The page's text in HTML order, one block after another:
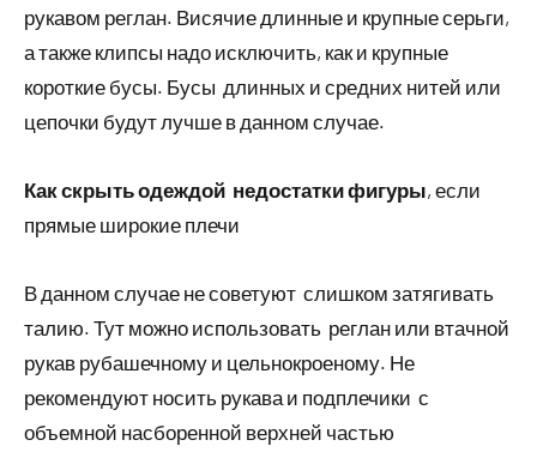
рукавом реглан. Висячие длинные и крупные серьги,
а также клипсы надо исключить, как и крупные
короткие бусы. Бусы длинных и средних нитей или
цепочки будут лучше в данном случае.
Как скрыть одеждой недостатки фигуры, если
прямые широкие плечи
В данном случае не советуют слишком затягивать
талию. Тут можно использовать реглан или втачной
рукав рубашечному и цельнокроеному. Не
рекомендуют носить рукава и подплечики с
объемной насборенной верхней частью